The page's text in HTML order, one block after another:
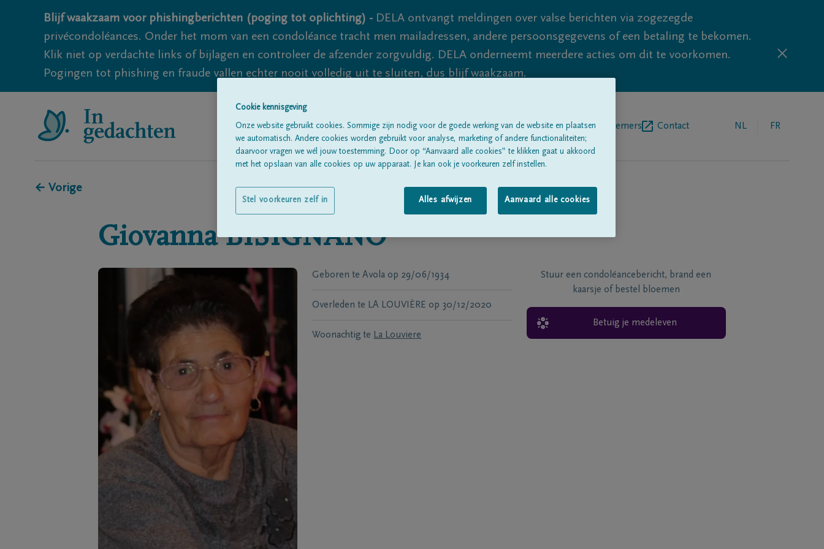
Blijf waakzaam voor phishingberichten (poging tot oplichting) - DELA ontvangt meldingen over valse berichten via zogezegde
privécondoléances. Onder het mom van een condoléance tracht men mailadressen, andere persoonsgegevens of een betaling te bekomen.
Klik niet op verdachte links of bijlagen en controleer de afzender zorgvuldig. DELA onderneemt meerdere acties om dit te voorkomen.
Pogingen tot phishing en fraude vallen echter nooit volledig uit te sluiten, dus blijf waakzaam.
Alle rouwberichtenOver onsBegrafenisondernemers Contact NL FR
← Vorige
Giovanna BISIGNANO
Geboren te Avola op 29/06/1934
Overleden te LA LOUVIÈRE op 30/12/2020
Woonachtig te La Louviere
Stuur een condoléancebericht, brand een
kaarsje of bestel bloemen
Betuig je medeleven
Cookie kennisgeving
Onze website gebruikt cookies. Sommige zijn nodig voor de goede werking van de website en plaatsen
we automatisch. Andere cookies worden gebruikt voor analyse, marketing of andere functionaliteiten;
daarvoor vragen we wél jouw toestemming. Door op “Aanvaard alle cookies” te klikken gaat u akkoord
met het opslaan van alle cookies op uw apparaat. Je kan ook je voorkeuren zelf instellen.
Alles afwijzen Aanvaard alle cookies
Stel voorkeuren zelf in